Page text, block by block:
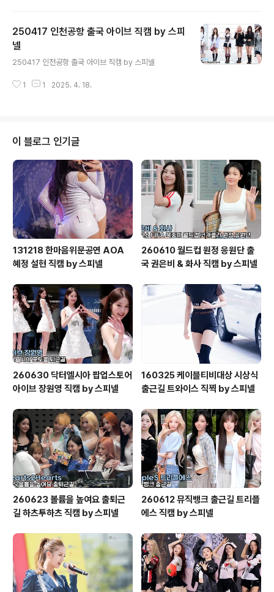
250417 인천공항 출국 아이브 직캠 by 스피
넬
250417 인천공항 출국 아이브 직캠 by 스피넬
1 1 2025. 4. 18.
이 블로그 인기글
131218 한마음위문공연 AOA
혜정 설현 직캠 by 스피넬
260610 월드컵 원정 응원단 출
국 권은비 & 화사 직캠 by 스피넬
260630 닥터엘시아 팝업스토어
아이브 장원영 직캠 by 스피넬
160325 케이블티비대상 시상식
출근길 트와이스 직찍 by 스피넬
260623 볼륨을 높여요 출퇴근
길 하츠투하츠 직캠 by 스피넬
260612 뮤직뱅크 출근길 트리플
에스 직캠 by 스피넬